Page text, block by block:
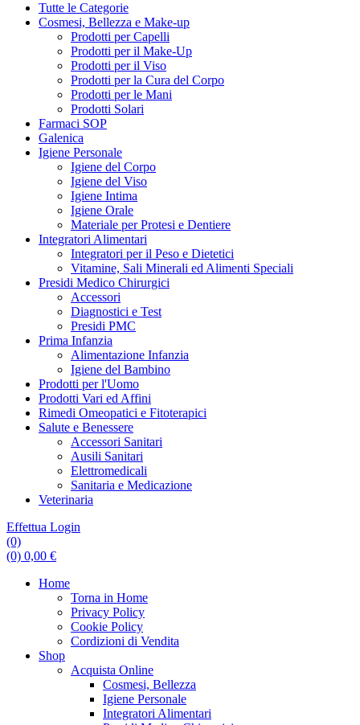
Tutte le Categorie
Cosmesi, Bellezza e Make-up
Prodotti per Capelli
Prodotti per il Make-Up
Prodotti per il Viso
Prodotti per la Cura del Corpo
Prodotti per le Mani
Prodotti Solari
Farmaci SOP
Galenica
Igiene Personale
Igiene del Corpo
Igiene del Viso
Igiene Intima
Igiene Orale
Materiale per Protesi e Dentiere
Integratori Alimentari
Integratori per il Peso e Dietetici
Vitamine, Sali Minerali ed Alimenti Speciali
Presidi Medico Chirurgici
Accessori
Diagnostici e Test
Presidi PMC
Prima Infanzia
Alimentazione Infanzia
Igiene del Bambino
Prodotti per l'Uomo
Prodotti Vari ed Affini
Rimedi Omeopatici e Fitoterapici
Salute e Benessere
Accessori Sanitari
Ausili Sanitari
Elettromedicali
Sanitaria e Medicazione
Veterinaria
Effettua Login
(0)
(0) 0,00 €
Home
Torna in Home
Privacy Policy
Cookie Policy
Cordizioni di Vendita
Shop
Acquista Online
Cosmesi, Bellezza
Igiene Personale
Integratori Alimentari